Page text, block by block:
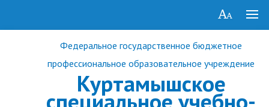
Федеральное государственное бюджетное
профессиональное образовательное учреждение
Куртамышское
специальное учебно-